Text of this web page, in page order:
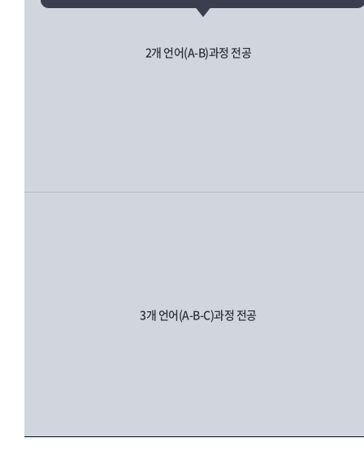
2개 언어(A-B)과정 전공
3개 언어(A-B-C)과정 전공